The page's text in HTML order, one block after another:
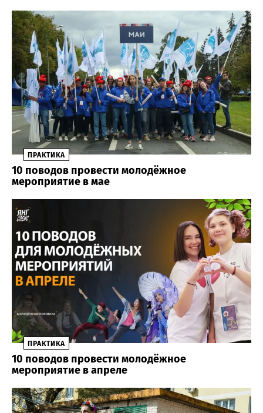
ПРАКТИКА
10 поводов провести молодёжное
мероприятие в мае
ПРАКТИКА
10 поводов провести молодёжное
мероприятие в апреле